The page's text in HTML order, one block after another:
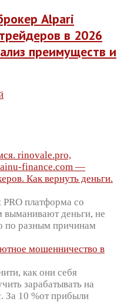
Alpari
в 2026
преимуществ и
rinovale.pro,
finance.com —
Как вернуть деньги.
платформа со
выманивают деньги, не
по разным причинам
мошенничество в
как они себя
зарабатывать на
За 10 %от прибыли